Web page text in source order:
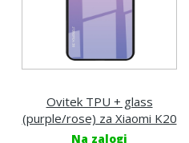
Ovitek TPU + glass
(purple/rose) za Xiaomi K20
Na zalogi